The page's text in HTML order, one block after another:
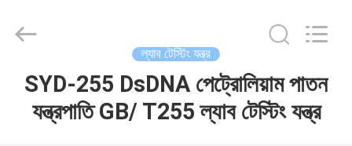
বাড়ি
Bonnin
Technology
ল্যাব টেস্টিং যন্ত্র
SYD-255 DsDNA পেট্রোলিয়াম পাতন
যন্ত্রপাতি GB/ T255 ল্যাব টেস্টিং যন্ত্র